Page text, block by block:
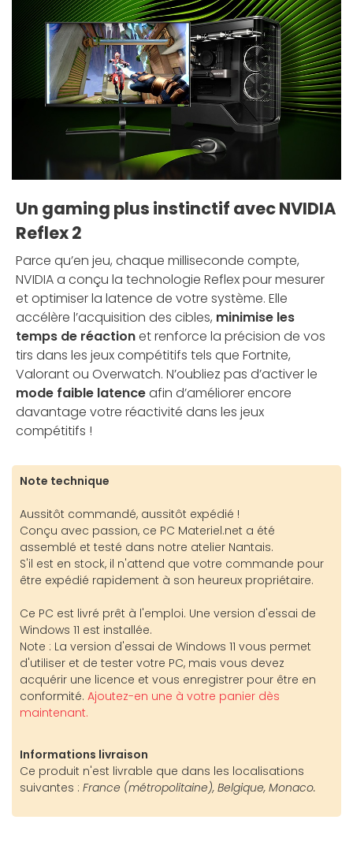
Un gaming plus instinctif avec NVIDIA
Reflex 2
Parce qu’en jeu, chaque milliseconde compte,
NVIDIA a conçu la technologie Reflex pour mesurer
et optimiser la latence de votre système. Elle
accélère l’acquisition des cibles, minimise les
temps de réactionet renforce la précision de vos
tirs dans les jeux compétitifs tels que Fortnite,
Valorant ou Overwatch. N’oubliez pas d’activer le
mode faible latenceafin d’améliorer encore
davantage votre réactivité dans les jeux
compétitifs !
Note technique
Aussitôt commandé, aussitôt expédié !
Conçu avec passion, ce PC Materiel.net a été
assemblé et testé dans notre atelier Nantais.
S'il est en stock, il n'attend que votre commande pour
être expédié rapidement à son heureux propriétaire.
Ce PC est livré prêt à l'emploi. Une version d'essai de
Windows 11 est installée.
Note : La version d'essai de Windows 11 vous permet
d'utiliser et de tester votre PC, mais vous devez
acquérir une licence et vous enregistrer pour être en
conformité. Ajoutez-en une à votre panier dès
maintenant.
Informations livraison
Ce produit n'est livrable que dans les localisations
suivantes : France (métropolitaine), Belgique, Monaco.